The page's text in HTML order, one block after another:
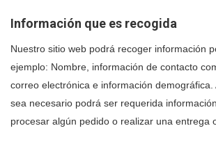
Información que es recogida
Nuestro sitio web podrá recoger información
ejemplo: Nombre, información de contacto
correo electrónica e información
sea necesario podrá ser requerida
procesar algún pedido o realizar una entrega